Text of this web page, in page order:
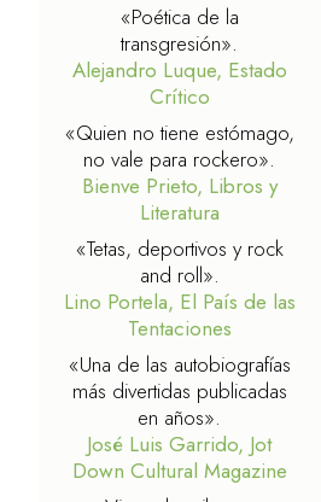
«Poética de la
transgresión».
Alejandro Luque, Estado
Crítico
«Quien no tiene estómago,
no vale para rockero».
Bienve Prieto, Libros y
Literatura
«Tetas, deportivos y rock
and roll».
Lino Portela, El País de las
Tentaciones
«Una de las autobiografías
más divertidas publicadas
en años».
José Luis Garrido, Jot
Down Cultural Magazine